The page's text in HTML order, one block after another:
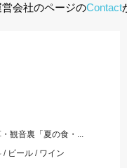
会社のページのContact
観音裏「夏の食・...
/ ビール / ワイン